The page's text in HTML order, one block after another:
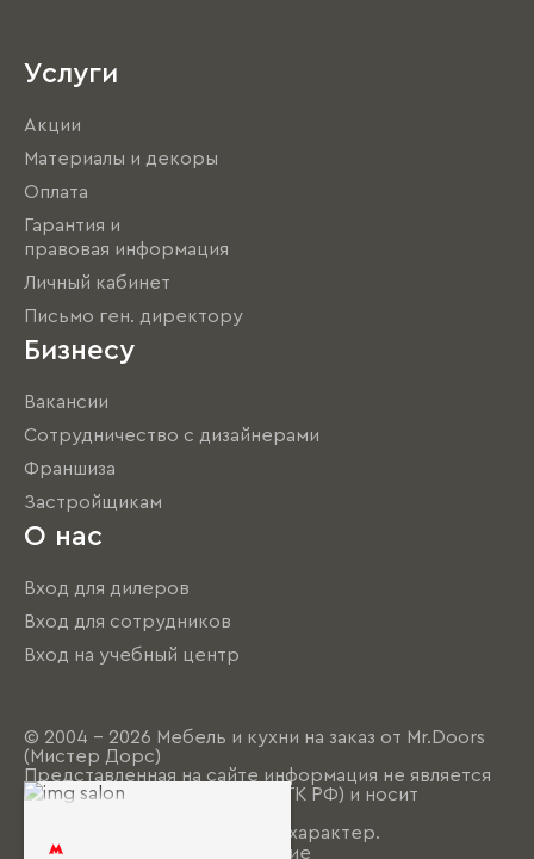
Услуги
Акции
Материалы и декоры
Оплата
Гарантия и
правовая информация
Личный кабинет
Письмо ген. директору
Бизнесу
Вакансии
Сотрудничество с дизайнерами
Франшиза
Застройщикам
О нас
Вход для дилеров
Вход для сотрудников
Вход на учебный центр
© 2004 - 2026 Мебель и кухни на заказ от Mr.Doors
(Мистер Дорс)
Представленная на сайте информация не является
публичной офертой (ст. 437 ГК РФ) и носит
информационно-рекламный характер.
Пользовательское соглашение